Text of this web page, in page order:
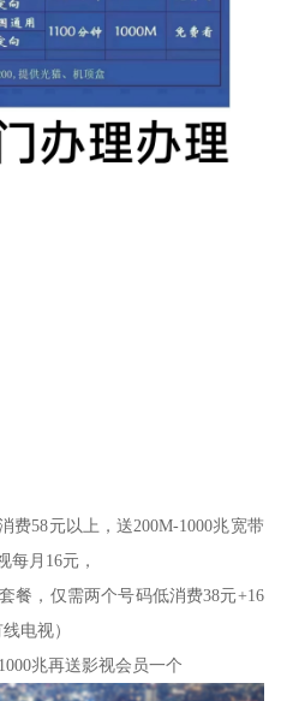
费58元以上，送200M-1000兆宽带
每月16元，
餐，仅需两个号码低消费38元+16
电视）
兆再送影视会员一个